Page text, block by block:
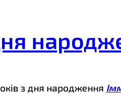
з дня народження